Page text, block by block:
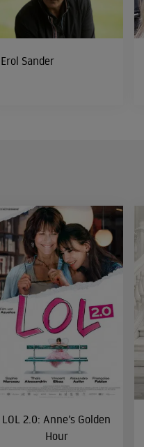
Erol Sander
LOL 2.0: Anne’s Golden
Hour